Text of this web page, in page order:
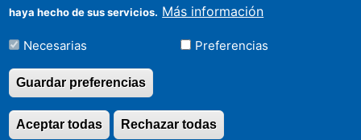
Cómo llegar
Información para proveedores
©Copyright 2026 Todos los derechos
reservados
haya hecho de sus servicios. Más información
Necesarias Preferencias
Guardar preferencias
Rechazar todas
Aceptar todas